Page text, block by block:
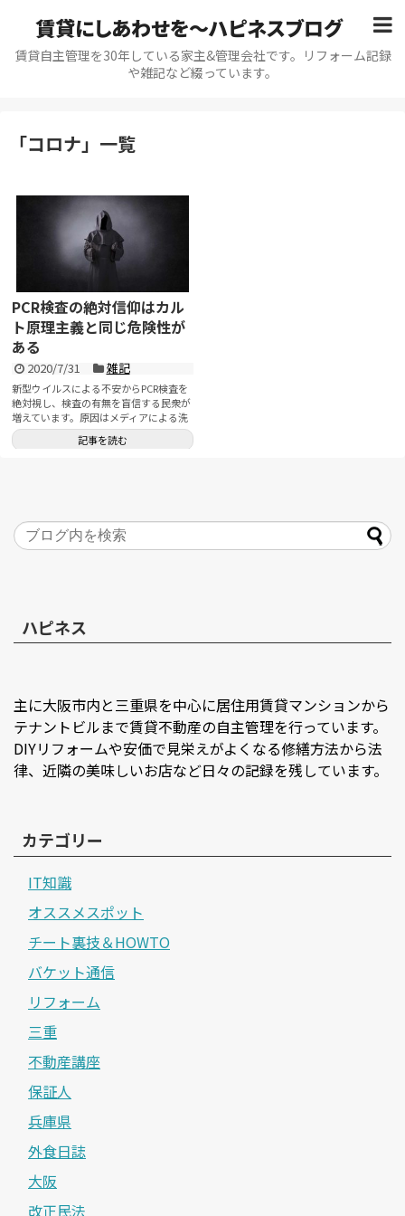
賃貸にしあわせを〜ハピネスブログ
賃貸自主管理を30年している家主&管理会社です。リフォーム記録
や雑記など綴っています。
「コロナ」 一覧
PCR検査の絶対信仰はカル
ト原理主義と同じ危険性が
ある
2020/7/31 雑記
新型ウイルスによる不安からPCR検査を
絶対視し、検査の有無を盲信する民衆が
増えています。原因はメディアによる洗
脳です。なぜそこまでして洗脳する必要
があるのか？目的は何なのか。冷静に考
記事を読む
ハピネス
主に大阪市内と三重県を中心に居住用賃貸マンションから
テナントビルまで賃貸不動産の自主管理を行っています。
DIYリフォームや安価で見栄えがよくなる修繕方法から法
律、近隣の美味しいお店など日々の記録を残しています。
カテゴリー
IT知識
オススメスポット
チート裏技＆HOWTO
バケット通信
リフォーム
三重
不動産講座
保証人
兵庫県
外食日誌
大阪
改正民法